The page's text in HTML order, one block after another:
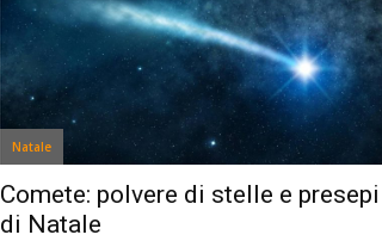
Natale
Comete: polvere di stelle e presepi
di Natale